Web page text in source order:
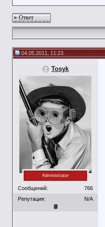
Ответ
04.05.2011, 11:23
Tosyk
Administrator
Сообщений:
766
Репутация:
N/A